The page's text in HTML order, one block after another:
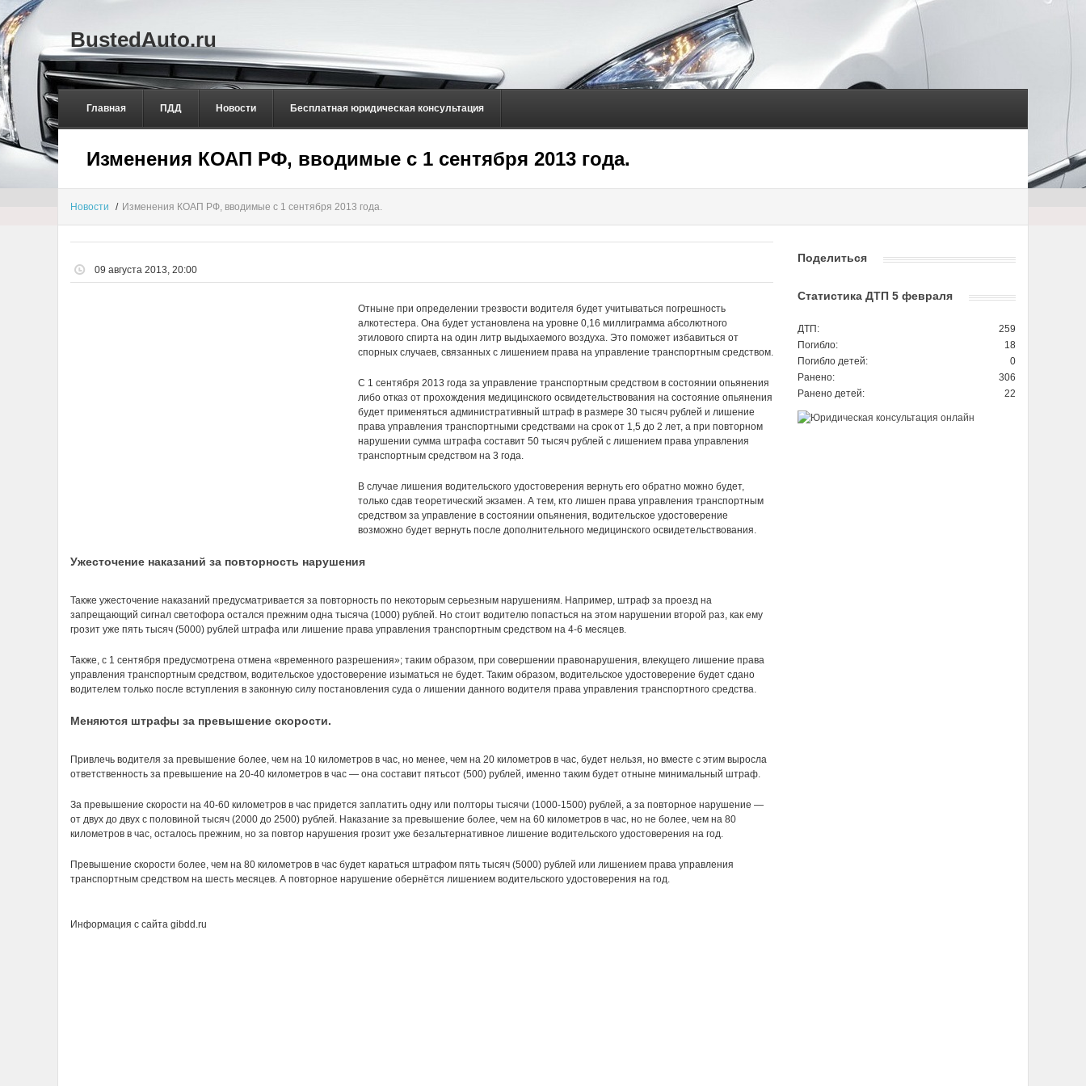
BustedAuto.ru
Главная ПДД Новости Бесплатная юридическая консультация
Изменения КОАП РФ, вводимые с 1 сентября 2013 года.
Новости / Изменения КОАП РФ, вводимые с 1 сентября 2013 года.
09 августа 2013, 20:00
Отныне при определении трезвости водителя будет учитываться погрешность
алкотестера. Она будет установлена на уровне 0,16 миллиграмма абсолютного
этилового спирта на один литр выдыхаемого воздуха. Это поможет избавиться от
спорных случаев, связанных с лишением права на управление транспортным средством.
С 1 сентября 2013 года за управление транспортным средством в состоянии опьянения
либо отказ от прохождения медицинского освидетельствования на состояние опьянения
будет применяться административный штраф в размере 30 тысяч рублей и лишение
права управления транспортными средствами на срок от 1,5 до 2 лет, а при повторном
нарушении сумма штрафа составит 50 тысяч рублей с лишением права управления
транспортным средством на 3 года.
В случае лишения водительского удостоверения вернуть его обратно можно будет,
только сдав теоретический экзамен. А тем, кто лишен права управления транспортным
средством за управление в состоянии опьянения, водительское удостоверение
возможно будет вернуть после дополнительного медицинского освидетельствования.
Ужесточение наказаний за повторность нарушения
Также ужесточение наказаний предусматривается за повторность по некоторым серьезным нарушениям. Например, штраф за проезд на
запрещающий сигнал светофора остался прежним одна тысяча (1000) рублей. Но стоит водителю попасться на этом нарушении второй раз, как ему
грозит уже пять тысяч (5000) рублей штрафа или лишение права управления транспортным средством на 4-6 месяцев.
Также, с 1 сентября предусмотрена отмена «временного разрешения»; таким образом, при совершении правонарушения, влекущего лишение права
управления транспортным средством, водительское удостоверение изыматься не будет. Таким образом, водительское удостоверение будет сдано
водителем только после вступления в законную силу постановления суда о лишении данного водителя права управления транспортного средства.
Меняются штрафы за превышение скорости.
Привлечь водителя за превышение более, чем на 10 километров в час, но менее, чем на 20 километров в час, будет нельзя, но вместе с этим выросла
ответственность за превышение на 20-40 километров в час — она составит пятьсот (500) рублей, именно таким будет отныне минимальный штраф.
За превышение скорости на 40-60 километров в час придется заплатить одну или полторы тысячи (1000-1500) рублей, а за повторное нарушение —
от двух до двух с половиной тысяч (2000 до 2500) рублей. Наказание за превышение более, чем на 60 километров в час, но не более, чем на 80
километров в час, осталось прежним, но за повтор нарушения грозит уже безальтернативное лишение водительского удостоверения на год.
Превышение скорости более, чем на 80 километров в час будет караться штрафом пять тысяч (5000) рублей или лишением права управления
транспортным средством на шесть месяцев. А повторное нарушение обернётся лишением водительского удостоверения на год.
Информация с сайта gibdd.ru
Поделиться
Статистика ДТП 5 февраля
ДТП:
259
Погибло:
18
Погибло детей:
0
Ранено:
306
Ранено детей:
22